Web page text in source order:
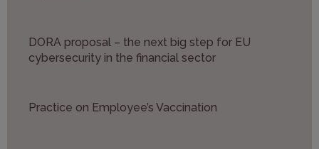
DORA proposal – the next big step for EU
cybersecurity in the financial sector
Practice on Employee’s Vaccination